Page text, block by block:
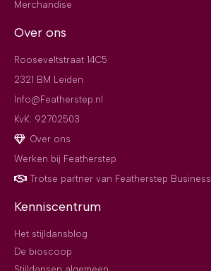
Merchandise
Over ons
Rooseveltstraat 14C5
2321 BM Leiden
Info@Featherstep.nl
KvK: 92702503
Over ons
Werken bij Featherstep
Trotse partner van Featherstep Business
Kenniscentrum
Het stijldansblog
De bioscoop